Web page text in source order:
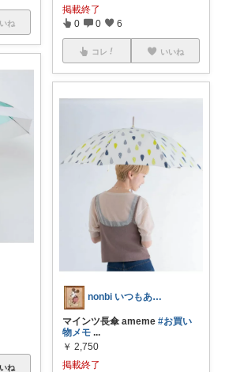
ね
ね
掲載終了
0 0 6
コレ いいね
nonbi いつもありがとうございます
マインツ長傘 ameme #お買い
物メモ ...
￥ 2,750
掲載終了